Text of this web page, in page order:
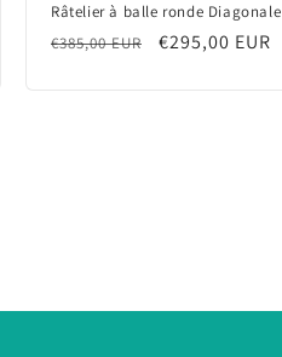
Râtelier à balle ronde Diagonale
Regular
€385,00 EUR
Sale
€295,00 EUR